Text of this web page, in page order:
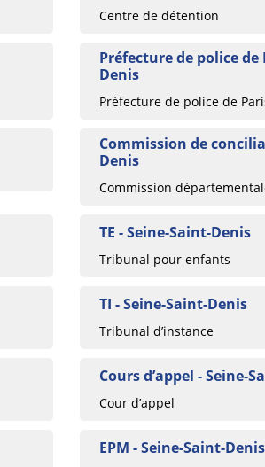
Centre de détention
Préfecture de police de
Denis
Préfecture de police de
Commission de
Denis
Commission
TE - Seine-Saint-Denis
Tribunal pour enfants
TI - Seine-Saint-Denis
Tribunal d’instance
Cours d’appel - Seine-
Cour d’appel
EPM - Seine-Saint-Denis